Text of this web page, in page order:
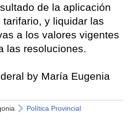
de la aplicación
y liquidar las
a los valores vigentes
las resoluciones.
by María Eugenia
Política Provincial